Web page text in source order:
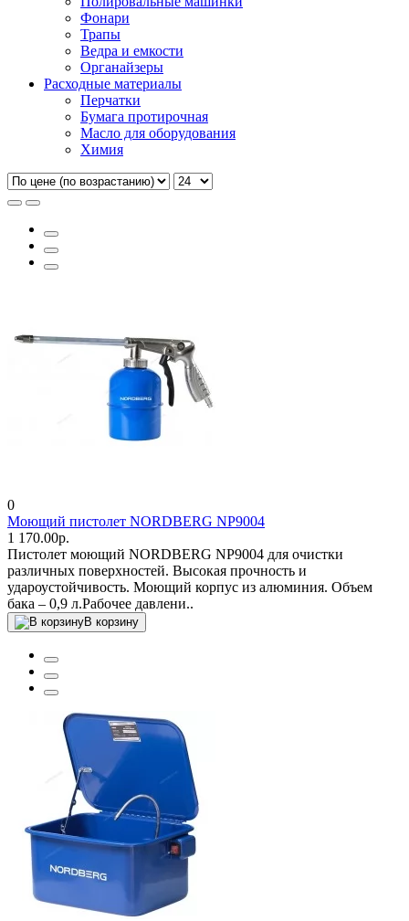
Фонари
Трапы
Ведра и емкости
Органайзеры
Расходные материалы
Перчатки
Бумага протирочная
Масло для оборудования
Химия
0
Моющий пистолет NORDBERG NP9004
1 170.00р.
Пистолет моющий NORDBERG NP9004 для очистки
различных поверхностей. Высокая прочность и
удароустойчивость. Моющий корпус из алюминия. Объем
бака – 0,9 л.Рабочее давлени..
В корзину